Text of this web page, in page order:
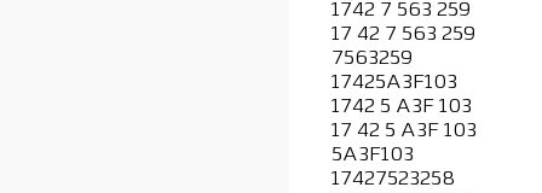
1742 7 563 259
17 42 7 563 259
7563259
17425A3F103
1742 5 A3F 103
17 42 5 A3F 103
5A3F103
17427523258